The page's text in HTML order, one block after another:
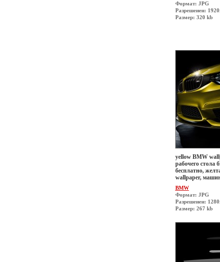
Формат: JPG
Разрешеиен:
Размер: 320 kb
yellow BMW
рабочего стола
бесплатно,
wallpaper,
BMW
Формат: JPG
Разрешеиен:
Размер: 267 kb